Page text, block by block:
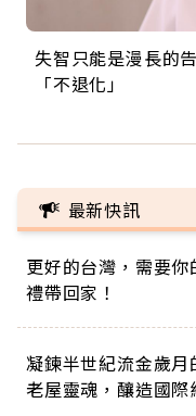
失智只能是漫長的
「不退化」
來自剛果的巧克力
的家，我連作夢都
63歲卸矽谷副總、
丑」走進安養院，
104歲打破金氏世
手，分享長壽的秘
事業巔峰他選擇追
巨蛋！連CNN都大讚
最新快訊
更好的台灣，需要
禮帶回家！
凝鍊半世紀流金歲
老屋靈魂，釀造國際